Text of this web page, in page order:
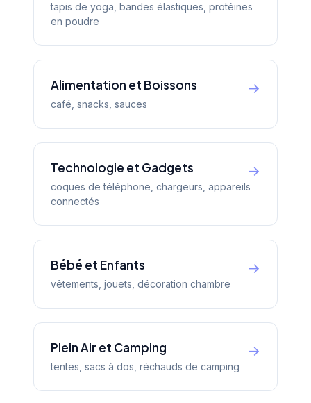
tapis de yoga, bandes élastiques, protéines
en poudre
Alimentation et Boissons
café, snacks, sauces
→
Technologie et Gadgets
coques de téléphone, chargeurs, appareils
connectés
→
Bébé et Enfants
vêtements, jouets, décoration chambre
→
Plein Air et Camping
tentes, sacs à dos, réchauds de camping
→